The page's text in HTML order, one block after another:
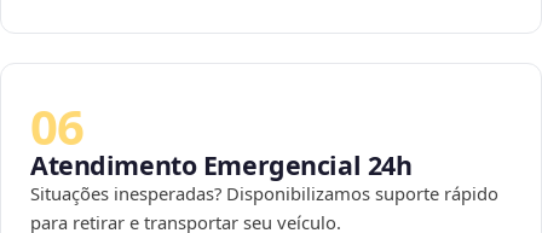
06
Atendimento Emergencial 24h
Situações inesperadas? Disponibilizamos suporte rápido
para retirar e transportar seu veículo.